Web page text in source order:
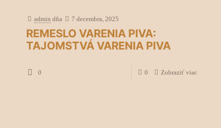
admin dňa 7 decembra, 2025
REMESLO VARENIA PIVA:
TAJOMSTVÁ VARENIA PIVA
0 0 Zobraziť viac